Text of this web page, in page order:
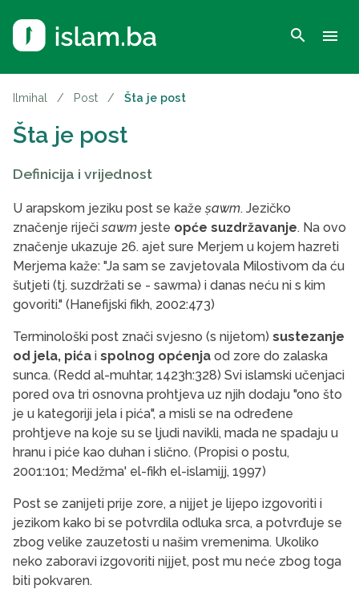
search menu
Ilmihal / Post / Šta je post
Šta je post
Definicija i vrijednost
U arapskom jeziku post se kaže ṣawm. Jezičko
značenje riječisawm jeste opće suzdržavanje. Na ovo
značenje ukazuje 26. ajet sure Merjem u kojem hazreti
Merjema kaže: "Ja sam se zavjetovala Milostivom da ću
šutjeti (tj. suzdržati se - sawma) i danas neću ni s kim
govoriti." (Hanefijski fikh, 2002:473)
Terminološki post znači svjesno (s nijetom) sustezanje
od jela, pića i spolnog općenja od zore do zalaska
sunca. (Redd al-muhtar, 1423h:328) Svi islamski učenjaci
pored ova tri osnovna prohtjeva uz njih dodaju "ono što
je u kategoriji jela i pića", a misli se na određene
prohtjeve na koje su se ljudi navikli, mada ne spadaju u
hranu i piće kao duhan i slično. (Propisi o postu,
2001:101; Medžma' el-fikh el-islamijj, 1997)
Post se zanijeti prije zore, a nijjet je lijepo izgovoriti i
jezikom kako bi se potvrdila odluka srca, a potvrđuje se
zbog velike zauzetosti u našim vremenima. Ukoliko
neko zaboravi izgovoriti nijjet, post mu neće zbog toga
biti pokvaren.